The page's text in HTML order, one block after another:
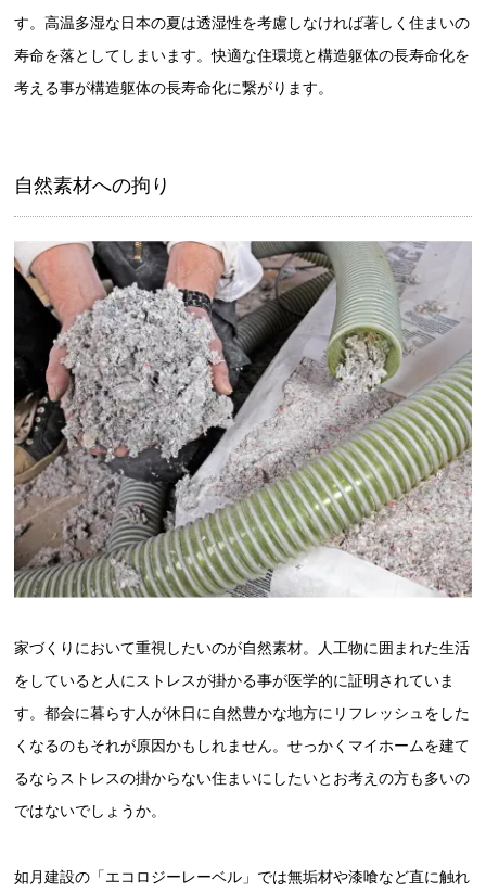
す。高温多湿な日本の夏は透湿性を考慮しなければ著しく住まいの
寿命を落としてしまいます。快適な住環境と構造躯体の長寿命化を
考える事が構造躯体の長寿命化に繋がります。
自然素材への拘り
家づくりにおいて重視したいのが自然素材。人工物に囲まれた生活
をしていると人にストレスが掛かる事が医学的に証明されていま
す。都会に暮らす人が休日に自然豊かな地方にリフレッシュをした
くなるのもそれが原因かもしれません。せっかくマイホームを建て
るならストレスの掛からない住まいにしたいとお考えの方も多いの
ではないでしょうか。
如月建設の「エコロジーレーベル」では無垢材や漆喰など直に触れ